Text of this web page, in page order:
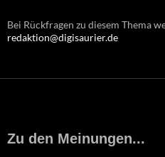
Bei Rückfragen zu diesem Thema
redaktion@digisaurier.de
Zu den Meinungen...